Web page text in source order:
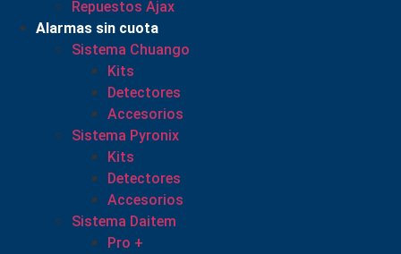
Repuestos Ajax
Alarmas sin cuota
Sistema Chuango
Kits
Detectores
Accesorios
Sistema Pyronix
Kits
Detectores
Accesorios
Sistema Daitem
Pro +